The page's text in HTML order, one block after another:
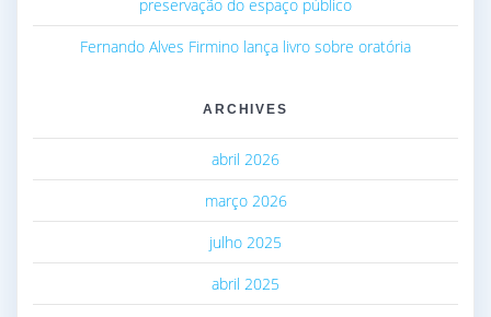
preservação do espaço público
Fernando Alves Firmino lança livro sobre oratória
ARCHIVES
abril 2026
março 2026
julho 2025
abril 2025